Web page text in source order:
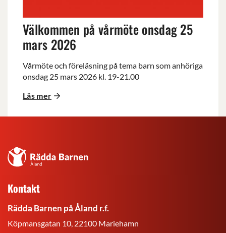
Välkommen på vårmöte onsdag 25
mars 2026
Vårmöte och föreläsning på tema barn som anhöriga
onsdag 25 mars 2026 kl. 19-21.00
Läs mer
Kontakt
Rädda Barnen på Åland r.f.
Köpmansgatan 10, 22100 Mariehamn